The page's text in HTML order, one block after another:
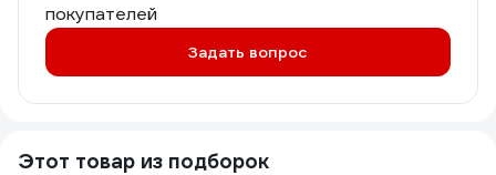
покупателей
Задать вопрос
Этот товар из подборок